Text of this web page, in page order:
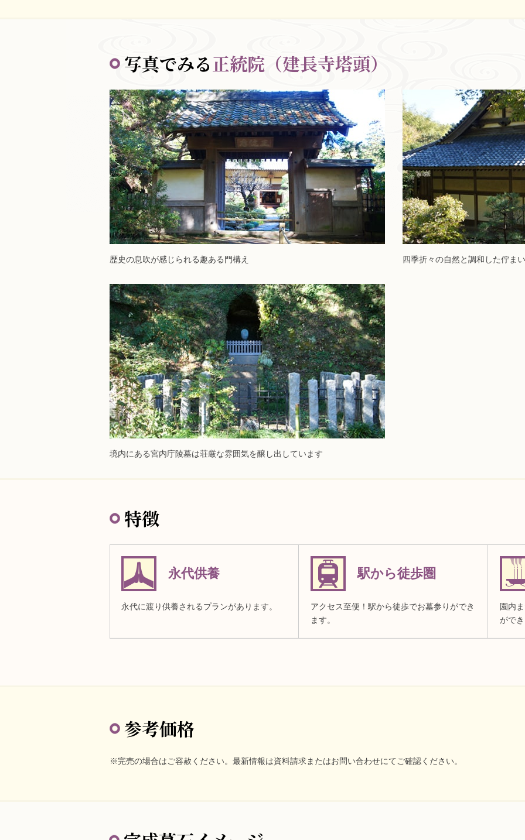
写真でみる正統院（建長寺塔頭）
歴史の息吹が感じられる趣ある門構え 四季折々の自然と調和した佇まい
境内にある宮内庁陵墓は荘厳な雰囲気を醸し出しています
特徴
永代供養
永代に渡り供養されるプランがあります。
駅から徒歩圏
アクセス至便！駅から徒歩でお墓参りができ
ます。
園内
がで
参考価格
※完売の場合はご容赦ください。最新情報は資料請求またはお問い合わせにてご確認ください。